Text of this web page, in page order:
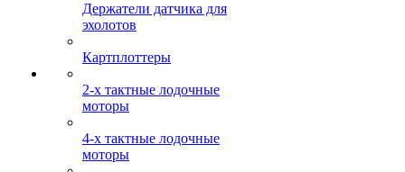
Держатели датчика для
эхолотов
Картплоттеры
2-х тактные лодочные
моторы
4-х тактные лодочные
моторы